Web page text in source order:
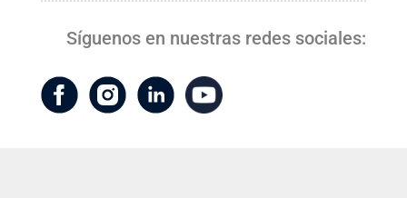
Síguenos en nuestras redes sociales: